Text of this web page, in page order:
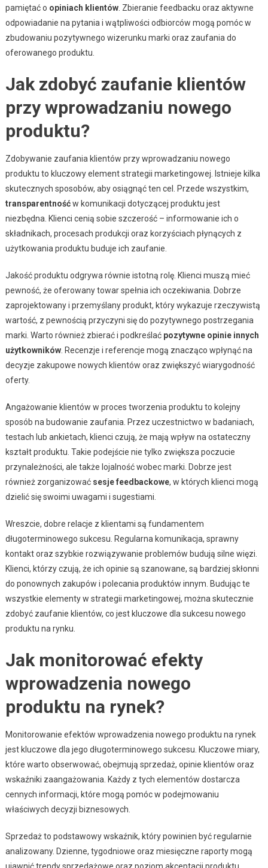
pamiętać o opiniach klientów. Zbieranie feedbacku oraz aktywne
odpowiadanie na pytania i wątpliwości odbiorców mogą pomóc w
zbudowaniu pozytywnego wizerunku marki oraz zaufania do
oferowanego produktu.
Jak zdobyć zaufanie klientów
przy wprowadzaniu nowego
produktu?
Zdobywanie zaufania klientów przy wprowadzaniu nowego
produktu to kluczowy element strategii marketingowej. Istnieje kilka
skutecznych sposobów, aby osiągnąć ten cel. Przede wszystkim,
transparentnośćw komunikacji dotyczącej produktu jest
niezbędna. Klienci cenią sobie szczerość – informowanie ich o
składnikach, procesach produkcji oraz korzyściach płynących z
użytkowania produktu buduje ich zaufanie.
Jakość produktu odgrywa równie istotną rolę. Klienci muszą mieć
pewność, że oferowany towar spełnia ich oczekiwania. Dobrze
zaprojektowany i przemyślany produkt, który wykazuje rzeczywistą
wartość, z pewnością przyczyni się do pozytywnego postrzegania
marki. Warto również zbierać i podkreślać pozytywne opinie innych
użytkowników. Recenzje i referencje mogą znacząco wpłynąć na
decyzje zakupowe nowych klientów oraz zwiększyć wiarygodność
oferty.
Angażowanie klientów w proces tworzenia produktu to kolejny
sposób na budowanie zaufania. Przez uczestnictwo w badaniach,
testach lub ankietach, klienci czują, że mają wpływ na ostateczny
kształt produktu. Takie podejście nie tylko zwiększa poczucie
przynależności, ale także lojalność wobec marki. Dobrze jest
również zorganizować sesje feedbackowe, w których klienci mogą
dzielić się swoimi uwagami i sugestiami.
Wreszcie, dobre relacje z klientami są fundamentem
długoterminowego sukcesu. Regularna komunikacja, sprawny
kontakt oraz szybkie rozwiązywanie problemów budują silne więzi.
Klienci, którzy czują, że ich opinie są szanowane, są bardziej skłonni
do ponownych zakupów i polecania produktów innym. Budując te
wszystkie elementy w strategii marketingowej, można skutecznie
zdobyć zaufanie klientów, co jest kluczowe dla sukcesu nowego
produktu na rynku.
Jak monitorować efekty
wprowadzenia nowego
produktu na rynek?
Monitorowanie efektów wprowadzenia nowego produktu na rynek
jest kluczowe dla jego długoterminowego sukcesu. Kluczowe miary,
które warto obserwować, obejmują sprzedaż, opinie klientów oraz
wskaźniki zaangażowania. Każdy z tych elementów dostarcza
cennych informacji, które mogą pomóc w podejmowaniu
właściwych decyzji biznesowych.
Sprzedaż to podstawowy wskaźnik, który powinien być regularnie
analizowany. Dzienne, tygodniowe oraz miesięczne raporty mogą
ujawnić trendy sprzedażowe oraz poziom akceptacji produktu.